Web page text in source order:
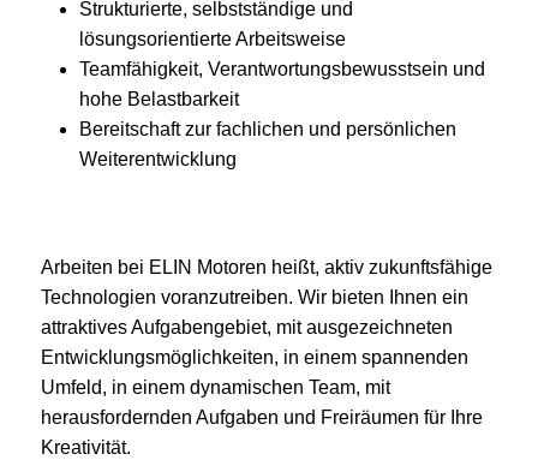
Strukturierte, selbstständige und
lösungsorientierte Arbeitsweise
Teamfähigkeit, Verantwortungsbewusstsein und
hohe Belastbarkeit
Bereitschaft zur fachlichen und persönlichen
Weiterentwicklung
Arbeiten bei ELIN Motoren heißt, aktiv zukunftsfähige
Technologien voranzutreiben. Wir bieten Ihnen ein
attraktives Aufgabengebiet, mit ausgezeichneten
Entwicklungsmöglichkeiten, in einem spannenden
Umfeld, in einem dynamischen Team, mit
herausfordernden Aufgaben und Freiräumen für Ihre
Kreativität.